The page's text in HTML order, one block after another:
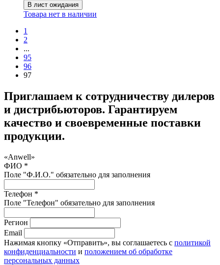
В лист ожидания
Товара нет в наличии
1
2
...
95
96
97
Приглашаем к сотрудничеству дилеров
и дистрибьюторов. Гарантируем
качество и своевременные поставки
продукции.
«Anwell»
ФИО *
Поле "Ф.И.О." обязательно для заполнения
Телефон *
Поле "Телефон" обязательно для заполнения
Регион
Email
Нажимая кнопку «Отправить», вы соглашаетесь с политикой
конфиденциальности и положением об обработке
персональных данных